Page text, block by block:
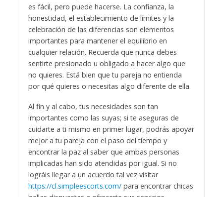
es fácil, pero puede hacerse. La confianza, la
honestidad, el establecimiento de límites y la
celebración de las diferencias son elementos
importantes para mantener el equilibrio en
cualquier relación. Recuerda que nunca debes
sentirte presionado u obligado a hacer algo que
no quieres. Está bien que tu pareja no entienda
por qué quieres o necesitas algo diferente de ella.
Al fin y al cabo, tus necesidades son tan
importantes como las suyas; si te aseguras de
cuidarte a ti mismo en primer lugar, podrás apoyar
mejor a tu pareja con el paso del tiempo y
encontrar la paz al saber que ambas personas
implicadas han sido atendidas por igual. Si no
lográis llegar a un acuerdo tal vez visitar
https://cl.simpleescorts.com/para encontrar chicas